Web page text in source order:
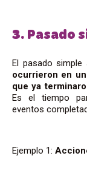
3. Pasado
El pasado simple
ocurrieron en
que ya
Es el tiempo
eventos
Ejemplo 1: